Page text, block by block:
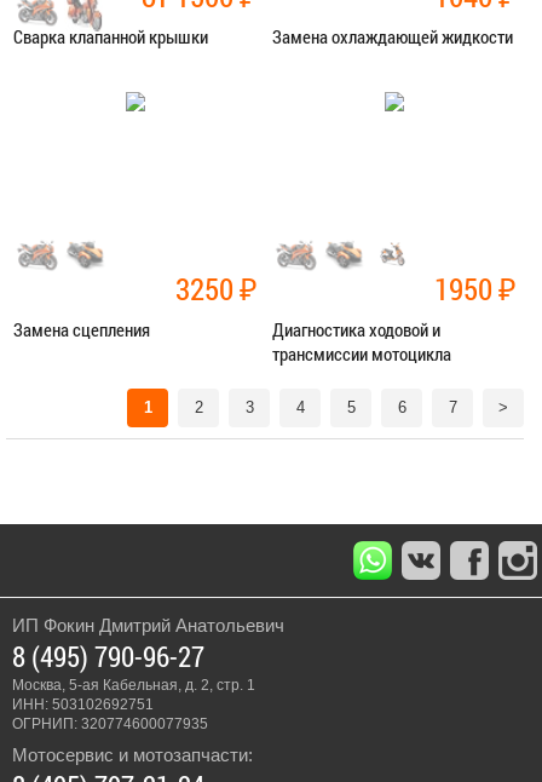
Сварка клапанной крышки
Сварочные работы
Замена охлаждающей жидкости
Ремонт сист.
3250₽
Замена сцепления
1950₽
Диагностика ходовой и
трансмиссии мотоцикла
1 2 3 4 5 6 7 >
ИП Фокин Дмитрий Анатольевич
8 (495) 790-96-27
Москва, 5-ая Кабельная, д. 2, стр. 1
ИНН: 503102692751
ОГРНИП: 320774600077935
Мотосервис и мотозапчасти: